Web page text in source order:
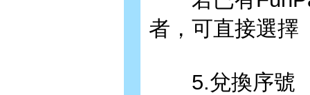
者，可直接選擇
5.兌換序號